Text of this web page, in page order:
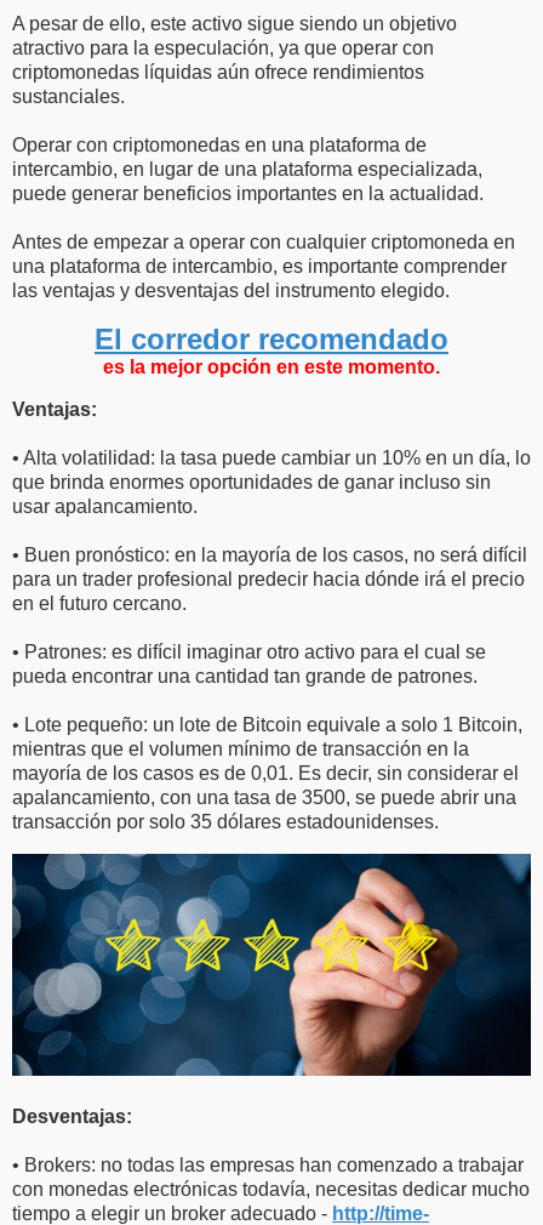
A pesar de ello, este activo sigue siendo un objetivo
atractivo para la especulación, ya que operar con
criptomonedas líquidas aún ofrece rendimientos
sustanciales.
Operar con criptomonedas en una plataforma de
intercambio, en lugar de una plataforma especializada,
puede generar beneficios importantes en la actualidad.
Antes de empezar a operar con cualquier criptomoneda en
una plataforma de intercambio, es importante comprender
las ventajas y desventajas del instrumento elegido.
El corredor recomendado
es la mejor opción en este momento.
Ventajas:
• Alta volatilidad: la tasa puede cambiar un 10% en un día, lo
que brinda enormes oportunidades de ganar incluso sin
usar apalancamiento.
• Buen pronóstico: en la mayoría de los casos, no será difícil
para un trader profesional predecir hacia dónde irá el precio
en el futuro cercano.
• Patrones: es difícil imaginar otro activo para el cual se
pueda encontrar una cantidad tan grande de patrones.
• Lote pequeño: un lote de Bitcoin equivale a solo 1 Bitcoin,
mientras que el volumen mínimo de transacción en la
mayoría de los casos es de 0,01. Es decir, sin considerar el
apalancamiento, con una tasa de 3500, se puede abrir una
transacción por solo 35 dólares estadounidenses.
Desventajas:
• Brokers: no todas las empresas han comenzado a trabajar
con monedas electrónicas todavía, necesitas dedicar mucho
tiempo a elegir un broker adecuado - http://time-